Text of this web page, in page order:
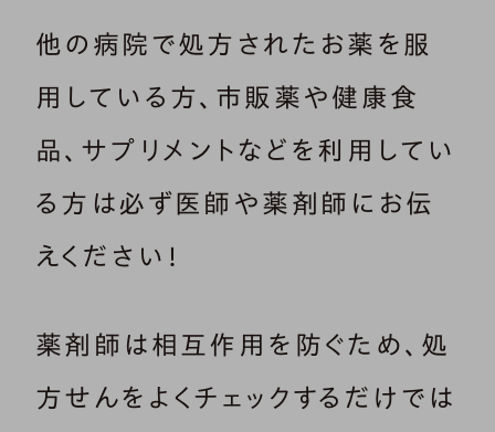
他の病院で処方されたお薬を服
用している方、市販薬や健康食
品、サプリメントなどを利用してい
る方は必ず医師や薬剤師にお伝
えください！
薬剤師は相互作用を防ぐため、処
方せんをよくチェックするだけでは